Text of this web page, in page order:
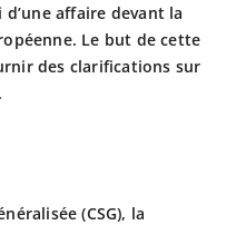
affaire devant la
Le but de cette
des clarifications sur
(CSG), la